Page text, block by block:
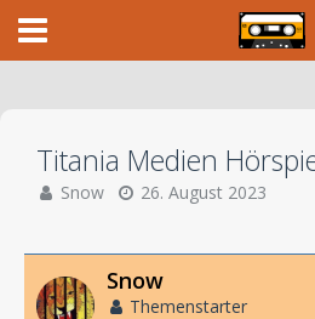
Titania Medien
Snow 26. August 2023
Snow
Themenstarter